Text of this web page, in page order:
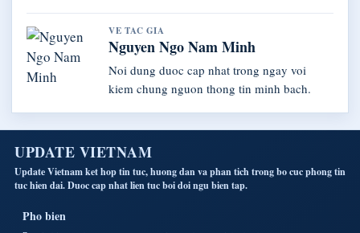
VE TAC GIA
Nguyen Ngo Nam Minh
Noi dung duoc cap nhat trong ngay voi
kiem chung nguon thong tin minh bach.
UPDATE VIETNAM
Update Vietnam ket hop tin tuc, huong dan va phan tich trong bo cuc phong tin
tuc hien dai. Duoc cap nhat lien tuc boi doi ngu bien tap.
Pho bien